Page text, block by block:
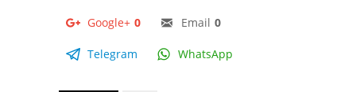
Google+ 0 Email 0
Telegram WhatsApp